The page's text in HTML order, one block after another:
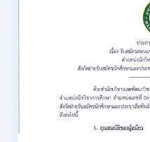
ข้าราชการ
28
/
ปวส.
ป.ตรี